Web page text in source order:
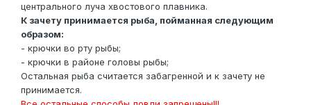
центрального луча хвостового плавника.
К зачету принимается рыба, пойманная следующим
образом:
- крючки во рту рыбы;
- крючки в районе головы рыбы;
Остальная рыба считается забагренной и к зачету не
принимается.